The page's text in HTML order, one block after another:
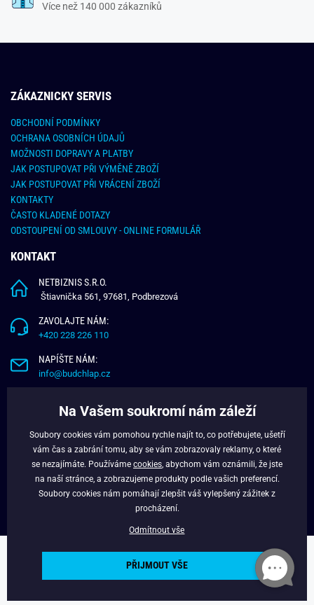
Více než 140 000 zákazníků
ZÁKAZNICKY SERVIS
OBCHODNÍ PODMÍNKY
OCHRANA OSOBNÍCH ÚDAJŮ
MOŽNOSTI DOPRAVY A PLATBY
JAK POSTUPOVAT PŘI VÝMĚNĚ ZBOŽÍ
JAK POSTUPOVAT PŘI VRÁCENÍ ZBOŽÍ
KONTAKTY
ČASTO KLADENÉ DOTAZY
ODSTOUPENÍ OD SMLOUVY - ONLINE FORMULÁŘ
KONTAKT
NETBIZNIS S.R.O.
Štiavnička 561, 97681, Podbrezová
ZAVOLAJTE NÁM:
+420 228 226 110
NAPÍŠTE NÁM:
info@budchlap.cz
VĚRNOSTNÍ PROGRAM
FACEBOOK
Copyright © 2024 - Budchlap.cz Všechna práva vyhrazena. webdesign ©
litvanyi.sk
Na Vašem soukromí nám záleží
Soubory cookies vám pomohou rychle najít to, co potřebujete, ušetří
vám čas a zabrání tomu, aby se vám zobrazovaly reklamy, o které
se nezajímáte. Používáme cookies , abychom vám oznámili, že jste
na naší stránce, a zobrazujeme produkty podle vašich preferencí.
Soubory cookies nám pomáhají zlepšit váš vylepšený zážitek z
procházení.
Odmítnout vše
PŘIJMOUT VŠE